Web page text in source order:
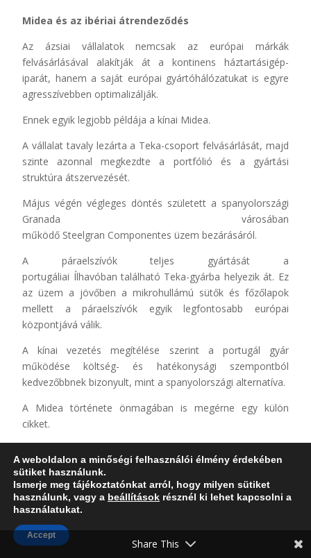
Midea és az ibériai átrendeződés
Az ázsiai vállalatok nemcsak az európai márkák
felvásárlásával alakítják át a kontinens háztartásigép-
iparát, hanem a saját európai gyártóhálózatukat is egyre
agresszívebben optimalizálják.
Ennek egyik legjobb példája a kínai Midea.
A vállalat tavaly lezárta a Teka-csoport felvásárlását, majd
szinte azonnal megkezdte a portfólió és a gyártási
struktúra átszervezését.
Május végén végleges döntés született a spanyolországi
Granada városában
működő Steelgran Componentes üzem bezárásáról.
A páraelszívók teljes gyártását a
portugáliai Ílhavóban található Teka-gyárba helyezik át. Ez
az üzem a jövőben a mikrohullámú sütők és főzőlapok
mellett a páraelszívók egyik legfontosabb európai
központjává válik.
A kínai vezetés megítélése szerint a portugál gyár
működése költség- és hatékonysági szempontból
kedvezőbbnek bizonyult, mint a spanyolországi alternatíva.
A Midea története önmagában is megérne egy külön
cikket.
követően kezdetben óvatos megközelítést alkalmazott, és
éveken át inkább tanulmányozta az európai piac
sajátosságait, addig a Midea sokkal gyorsabban és
határozottabban nyúl hozzá a megszerzett struktúrákhoz.
A vállalat már most jelentős szervezeti és stratégiai
A weboldalon a minőségi felhasználói élmény érdekében
sütiket használunk.
Ismerje meg tájékoztatónkat arról, hogy milyen sütiket
használunk, vagy a beállítások résznél ki lehet kapcsolni a
használatukat.
Accept
Share This